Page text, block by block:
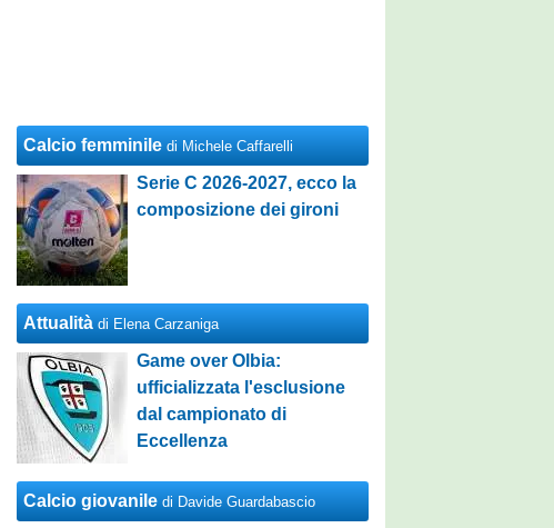
Calcio femminile di Michele Caffarelli
Serie C 2026-2027, ecco la
composizione dei gironi
Attualità di Elena Carzaniga
Game over Olbia:
ufficializzata l'esclusione
dal campionato di
Eccellenza
Calcio giovanile di Davide Guardabascio